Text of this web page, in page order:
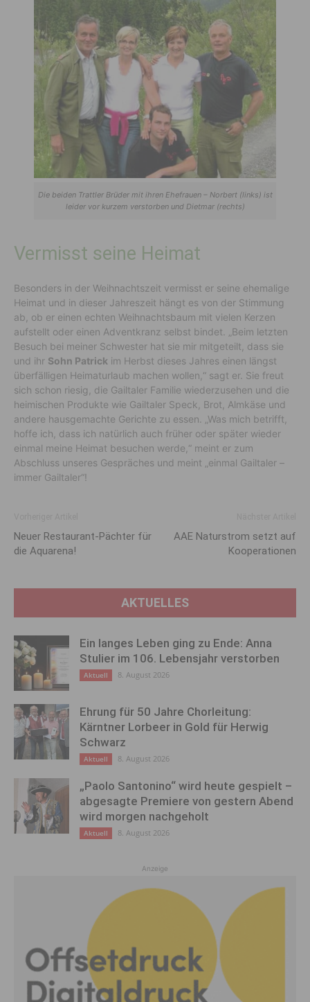
Die beiden Trattler Brüder mit ihren Ehefrauen – Norbert (links) ist
leider vor kurzem verstorben und Dietmar (rechts)
Vermisst seine Heimat
Besonders in der Weihnachtszeit vermisst er seine ehemalige
Heimat und in dieser Jahreszeit hängt es von der Stimmung
ab, ob er einen echten Weihnachtsbaum mit vielen Kerzen
aufstellt oder einen Adventkranz selbst bindet. „Beim letzten
Besuch bei meiner Schwester hat sie mir mitgeteilt, dass sie
und ihr Sohn Patrick im Herbst dieses Jahres einen längst
überfälligen Heimaturlaub machen wollen,“ sagt er. Sie freut
sich schon riesig, die Gailtaler Familie wiederzusehen und die
heimischen Produkte wie Gailtaler Speck, Brot, Almkäse und
andere hausgemachte Gerichte zu essen. „Was mich betrifft,
hoffe ich, dass ich natürlich auch früher oder später wieder
einmal meine Heimat besuchen werde,“ meint er zum
Abschluss unseres Gespräches und meint „einmal Gailtaler –
immer Gailtaler“!
Neuer Restaurant-Pächter für
die Aquarena!
AAE Naturstrom setzt auf
Kooperationen
AKTUELLES
Ein langes Leben ging zu Ende: Anna
Stulier im 106. Lebensjahr verstorben
Aktuell 8. August 2026
Ehrung für 50 Jahre Chorleitung:
Kärntner Lorbeer in Gold für Herwig
Schwarz
Aktuell 8. August 2026
„Paolo Santonino“ wird heute gespielt –
abgesagte Premiere von gestern Abend
wird morgen nachgeholt
Aktuell 8. August 2026
Anzeige